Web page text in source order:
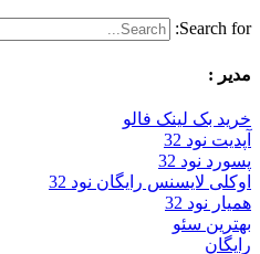
Search for:
مدیر :
خرید بک لینک فالو
آپدیت نود 32
پسورد نود 32
اوکلی لایسنس رایگان نود 32
همیار نود 32
بهترین سئو
رایگان